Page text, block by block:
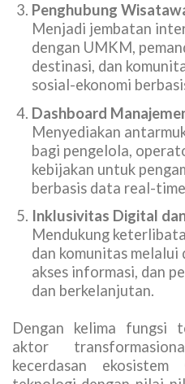
Penghubung
Menjadi jembatan
dengan UMKM,
destinasi, dan
sosial-ekonomi
Dashboard
Menyediakan
bagi pengelola,
kebijakan untuk
berbasis data real-
Inklusivitas Digital
Mendukung
dan komunitas
akses informasi, dan
dan berkelanjutan.
Dengan kelima fungsi
aktor
kecerdasan ekosistem